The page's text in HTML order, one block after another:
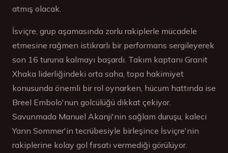
atmış olacak.
İsviçre, grup aşamasında zorlu rakiplerle mücadele
etmesine rağmen istikrarlı bir performans sergileyerek
son 16 turuna kalmayı başardı. Takım kaptanı Granit
Xhaka liderliğindeki orta saha, topa hakimiyet
konusunda önemli bir rol oynarken, hücum hattında ise
Breel Embolo'nun golcülüğü dikkat çekiyor.
Savunmada Manuel Akanji'nin sağlam duruşu, kaleci
Yann Sommer'in tecrübesiyle birleşince İsviçre'nin
rakiplerine kolay gol fırsatı vermediği görülüyor.